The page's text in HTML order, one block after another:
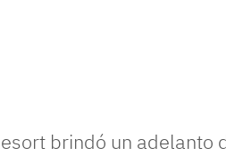
brindó un adelanto